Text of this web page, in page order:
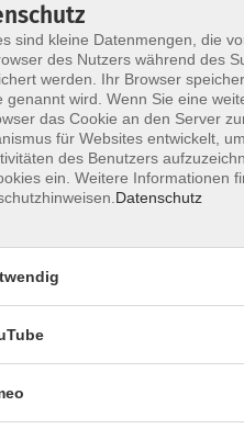
Spanisch -
Englisch -
Russisch -
English Book
sind kleine Datenmengen, die
des Nutzers während des
werden. Ihr Browser
genannt wird. Wenn Sie eine
das Cookie an den Server
für Websites entwickelt,
des Benutzers
ein. Weitere Informationen
Datenschutz